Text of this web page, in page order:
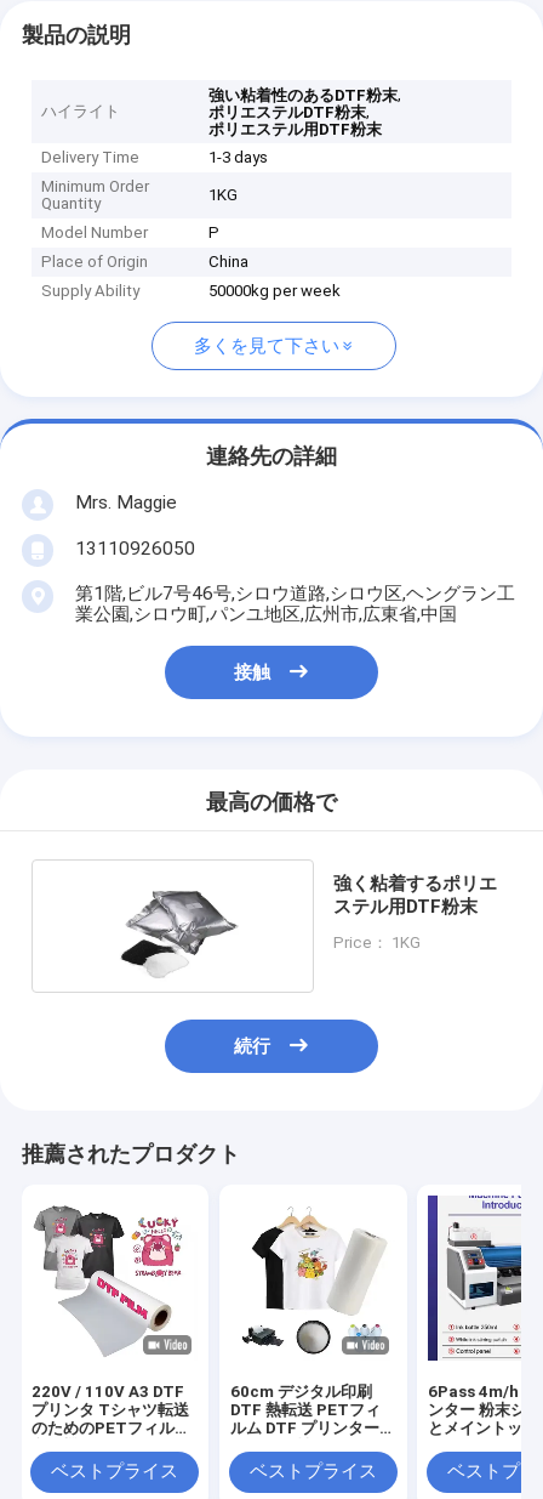
製品の説明
ハイライト
強い粘着性のあるDTF粉末,
ポリエステルDTF粉末,
ポリエステル用DTF粉末
Delivery Time
1-3 days
Minimum Order
Quantity
1KG
Model Number
P
Place of Origin
China
Supply Ability
50000kg per week
多くを見て下さい
連絡先の詳細
Mrs. Maggie
13110926050
第1階,ビル7号46号,シロウ道路,シロウ区,ヘングラン工
業公園,シロウ町,パンユ地区,広州市,広東省,中国
接触
最高の価格で
強く粘着するポリエ
ステル用DTF粉末
Price： 1KG
続行
推薦されたプロダクト
220V / 110V A3 DTF
プリンタ Tシャツ転送
のためのPETフィルム
ベストプライス
60cm デジタル印刷
DTF 熱転送 PETフィ
ルム DTF プリンターフ
靴 Tシャツ 印刷 DTF
紙 PETフィルム
ベストプライス
6Pass 4m/h
ンター 粉末シ
とメイントッ
ベストプラ